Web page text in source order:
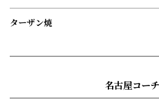
ターザン焼
名古屋コー